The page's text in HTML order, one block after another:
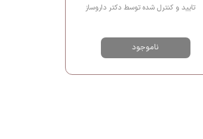
تایید و کنترل شده توسط دکتر داروساز
ناموجود